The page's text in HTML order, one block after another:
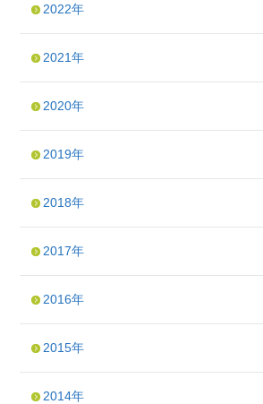
2022年
2021年
2020年
2019年
2018年
2017年
2016年
2015年
2014年